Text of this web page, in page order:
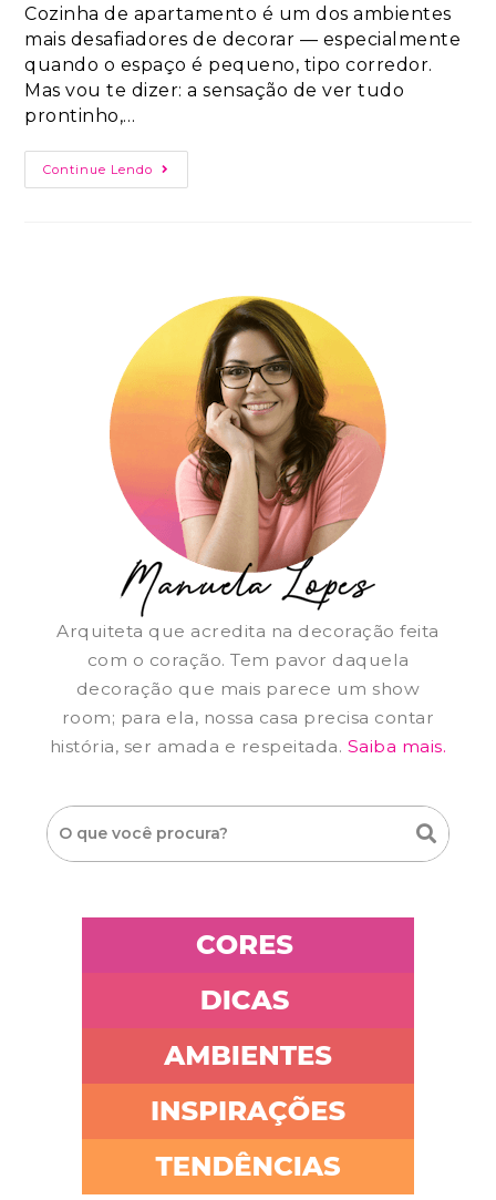
Cozinha de apartamento é um dos ambientes
mais desafiadores de decorar — especialmente
quando o espaço é pequeno, tipo corredor.
Mas vou te dizer: a sensação de ver tudo
prontinho,…
Continue Lendo
Arquiteta que acredita na decoração feita
com o coração. Tem pavor daquela
decoração que mais parece um show
room; para ela, nossa casa precisa contar
história, ser amada e respeitada. Saiba mais.